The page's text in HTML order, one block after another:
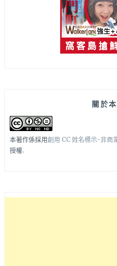
關於
本著作係採用創用 CC 姓名標示-非商
授權.